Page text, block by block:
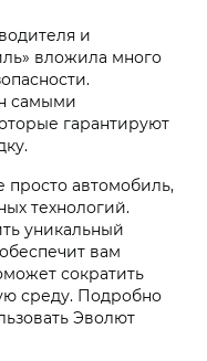
и
вложила много
самыми
гарантируют
автомобиль,
технологий.
уникальный
вам
сократить
среду. Подробно
Эволют